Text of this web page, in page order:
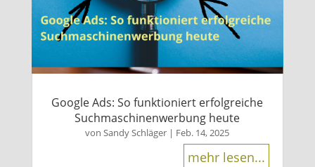
Google Ads: So funktioniert erfolgreiche
Suchmaschinenwerbung heute
vonSandy Schläger | Feb. 14, 2025
mehr lesen...